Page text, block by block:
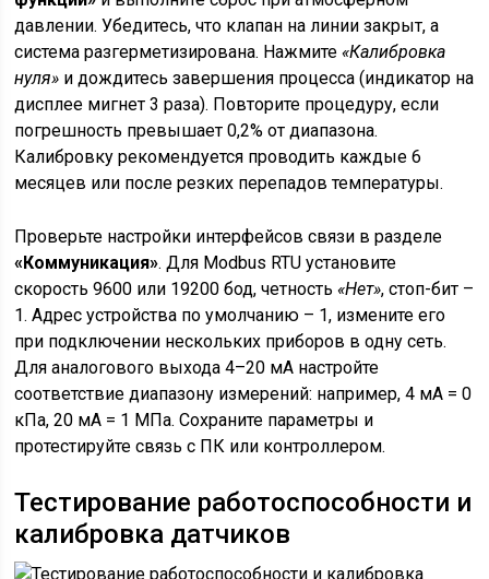
давлении. Убедитесь, что клапан на линии закрыт, а
система разгерметизирована. Нажмите«Калибровка
нуля» и дождитесь завершения процесса (индикатор на
дисплее мигнет 3 раза). Повторите процедуру, если
погрешность превышает 0,2% от диапазона.
Калибровку рекомендуется проводить каждые 6
месяцев или после резких перепадов температуры.
Проверьте настройки интерфейсов связи в разделе
«Коммуникация». Для Modbus RTU установите
скорость 9600 или 19200 бод, четность«Нет», стоп-бит –
1. Адрес устройства по умолчанию – 1, измените его
при подключении нескольких приборов в одну сеть.
Для аналогового выхода 4–20 мА настройте
соответствие диапазону измерений: например, 4 мА = 0
кПа, 20 мА = 1 МПа. Сохраните параметры и
протестируйте связь с ПК или контроллером.
Тестирование работоспособности и
калибровка датчиков